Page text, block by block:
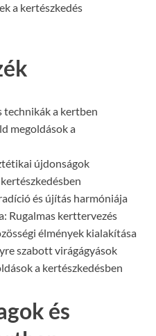
a kertészkedés
technikák a kertben
megoldások a
újdonságok
és újítás harmóniája
Rugalmas kerttervezés
élmények kialakítása
szabott virágágyások
a kertészkedésben
és